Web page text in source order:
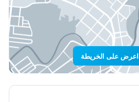
اعرض على الخريطة